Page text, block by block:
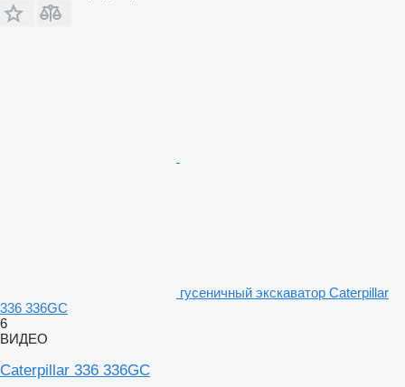
гусеничный экскаватор Caterpillar
336 336GC
6
ВИДЕО
Caterpillar 336 336GC